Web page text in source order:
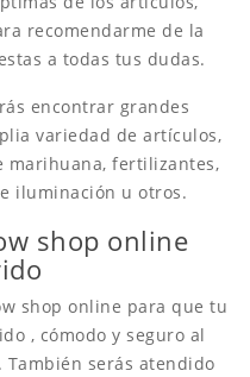
recomendarme de la
a todas tus dudas.
encontrar grandes
variedad de artículos,
marihuana, fertilizantes,
iluminación u otros.
shop online
shop online para que tu
, cómodo y seguro al
serás atendido